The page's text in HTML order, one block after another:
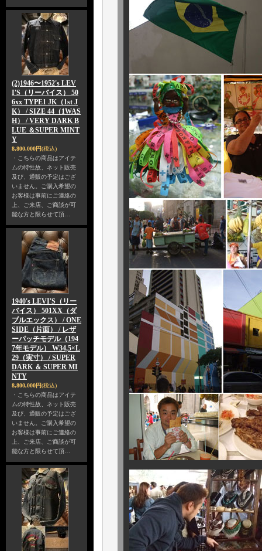
(2)1946〜1952's LEV
I'S（リーバイス） 50
6xx TYPE1 JK（1st J
K） / SIZE 44（1WAS
H） / VERY DARK B
LUE ＆SUPER MINT
Y
8,800,000円(税込)
・こちらの商品はアイテ
ムの特性故、ネット販売
及び、通販の予定はござ
いません。ご購入希望の
お客様は事前にご連絡の
上、ご来店、ご商談が可
能な方と限らせて頂…
1940's LEVI'S（リー
バイス） 501XX（ダ
ブルエックス） / ONE
SIDE（片面） / レザ
ーパッチモデル（194
7年モデル） W34,5×L
29（実寸） / SUPER
DARK ＆ SUPER MI
NTY
8,800,000円(税込)
・こちらの商品はアイテ
ムの特性故、ネット販売
及び、通販の予定はござ
いません。ご購入希望の
お客様は事前にご連絡の
上、ご来店、ご商談が可
能な方と限らせて頂…